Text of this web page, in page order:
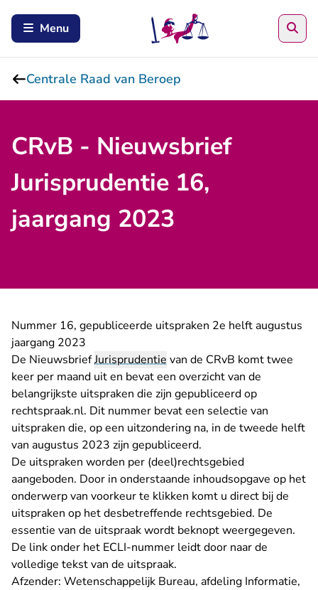
Menu
Centrale Raad van Beroep
CRvB - Nieuwsbrief
Jurisprudentie 16,
jaargang 2023
Nummer 16, gepubliceerde uitspraken 2e helft augustus
jaargang 2023
De NieuwsbriefJurisprudentie van de CRvB komt twee
keer per maand uit en bevat een overzicht van de
belangrijkste uitspraken die zijn gepubliceerd op
rechtspraak.nl. Dit nummer bevat een selectie van
uitspraken die, op een uitzondering na, in de tweede helft
van augustus 2023 zijn gepubliceerd.
De uitspraken worden per (deel)rechtsgebied
aangeboden. Door in onderstaande inhoudsopgave op het
onderwerp van voorkeur te klikken komt u direct bij de
uitspraken op het desbetreffende rechtsgebied. De
essentie van de uitspraak wordt beknopt weergegeven.
De link onder het ECLI-nummer leidt door naar de
volledige tekst van de uitspraak.
Afzender: Wetenschappelijk Bureau, afdeling Informatie,